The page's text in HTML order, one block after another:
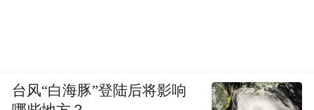
台风“白海豚”登陆后将影响